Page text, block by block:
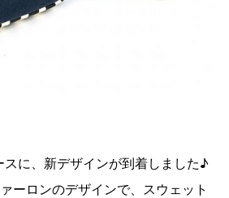
スに、新デザインが到着しました♪
ーロンのデザインで、スウェット